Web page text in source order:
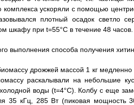
комплекса ускоряли с помощью
плотный осадок светло
шкафу при t=55°C в течение 48 часов.
выполнения способа получения
дрожжей массой 1 кг медленно
раскалывали на небольшие
воды (t=4°C). Колбу с еще
35 кГц, 285 Вт (пиковая мощность